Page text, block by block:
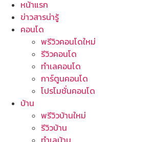
หน้าแรก
ข่าวสารน่ารู้
คอนโด
พรีวิวคอนโดใหม่
รีวิวคอนโด
ทำเลคอนโด
การ์ตูนคอนโด
โปรโมชั่นคอนโด
บ้าน
พรีวิวบ้านใหม่
รีวิวบ้าน